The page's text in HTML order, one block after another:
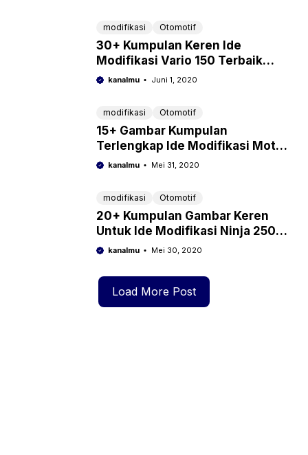
modifikasi Otomotif
30+ Kumpulan Keren Ide
Modifikasi Vario 150 Terbaik
2022
kanalmu Juni 1, 2020
modifikasi Otomotif
15+ Gambar Kumpulan
Terlengkap Ide Modifikasi Motor
kanalmu Mei 31, 2020
modifikasi Otomotif
20+ Kumpulan Gambar Keren
Untuk Ide Modifikasi Ninja 250
Tahun 2022
kanalmu Mei 30, 2020
Load More Post